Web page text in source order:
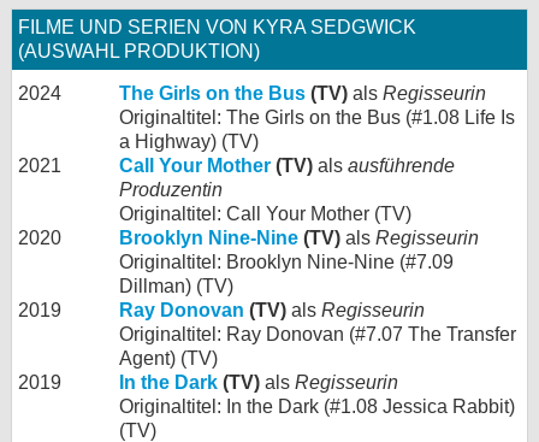
FILME UND SERIEN VON KYRA SEDGWICK
(AUSWAHL PRODUKTION)
2024 The Girls on the Bus (TV) als Regisseurin
Originaltitel: The Girls on the Bus (#1.08 Life Is
a Highway) (TV)
2021
Call Your Mother (TV) als ausführende
Produzentin
Originaltitel: Call Your Mother (TV)
2020
Brooklyn Nine-Nine (TV) als Regisseurin
Originaltitel: Brooklyn Nine-Nine (#7.09
Dillman) (TV)
2019
Ray Donovan (TV) als Regisseurin
Originaltitel: Ray Donovan (#7.07 The Transfer
Agent) (TV)
2019
In the Dark (TV) als Regisseurin
Originaltitel: In the Dark (#1.08 Jessica Rabbit)
(TV)